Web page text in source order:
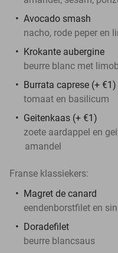
Avocado smash
nacho, rode peper en
Krokante aubergine
beurre blanc met
Burrata caprese (+ €1)
tomaat en basilicum
Geitenkaas (+ €1)
zoete aardappel en
amandel
Franse klassiekers:
Magret de canard
eendenborstfilet en
Doradefilet
beurre blancsaus